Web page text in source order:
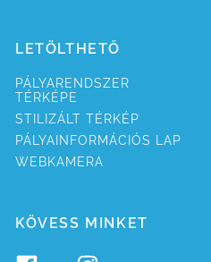
LETÖLTHETŐ
PÁLYA­RENDSZER
TÉRKÉPE
STILI­ZÁLT TÉRKÉP
PÁLYA­INFORMÁCIÓS LAP
WEB­KAMERA
KÖVESS MINKET